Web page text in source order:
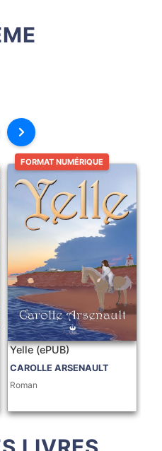
FORMAT NUMÉRIQUE
Yelle (ePUB)
CAROLLE ARSENAULT
Roman